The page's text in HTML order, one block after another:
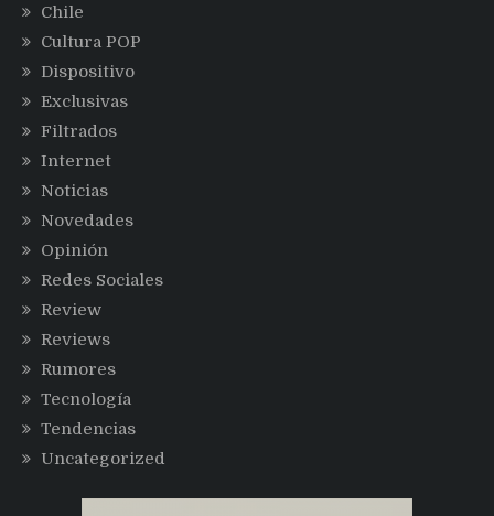
Chile
Cultura POP
Dispositivo
Exclusivas
Filtrados
Internet
Noticias
Novedades
Opinión
Redes Sociales
Review
Reviews
Rumores
Tecnología
Tendencias
Uncategorized